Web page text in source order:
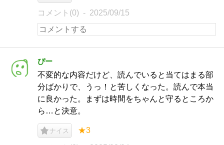
コメント(0) 2025/09/15
ぴー
不変的な内容だけど、読んでいると当てはまる部
分ばかりで、うっ！と苦しくなった。読んで本当
に良かった。まずは時間をちゃんと守るところか
ら…と決意。
ナイス ★3